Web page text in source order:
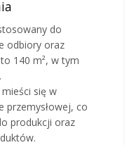
do
odbiory oraz
140 m², w tym
się w
przemysłowej, co
produkcji oraz